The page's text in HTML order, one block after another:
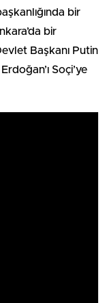
bir
bir
Başkanı Putin
Soçi’ye